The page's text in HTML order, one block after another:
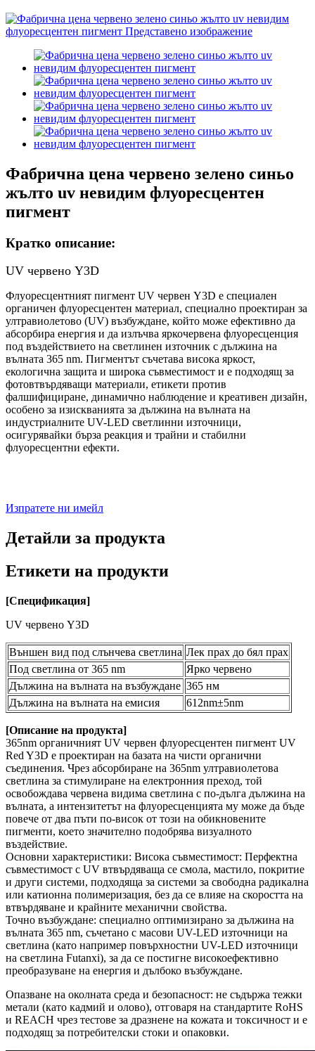
Фабрична цена червено зелено синьо
жълто uv невидим флуоресцентен
пигмент
Кратко описание:
UV червено Y3D
Флуоресцентният пигмент UV червен Y3D е специален
органичен флуоресцентен материал, специално проектиран за
ултравиолетово (UV) възбуждане, който може ефективно да
абсорбира енергия и да излъчва яркочервена флуоресценция
под въздействието на светлинен източник с дължина на
вълната 365 nm. Пигментът съчетава висока яркост,
екологична защита и широка съвместимост и е подходящ за
фотовтвърдяващи материали, етикети против
фалшифициране, динамично наблюдение и креативен дизайн,
особено за изискванията за дължина на вълната на
индустриалните UV-LED светлинни източници,
осигурявайки бърза реакция и трайни и стабилни
флуоресцентни ефекти.
Изпратете ни имейл
Детайли за продукта
Етикети на продукти
[Спецификация]
UV червено Y3D
Външен вид под слънчева светлина Лек прах до бял прах
Под светлина от 365 nm
Ярко червено
Дължина на вълната на възбуждане 365 нм
Дължина на вълната на емисия
612nm±5nm
[Описание на продукта]
365nm органичният UV червен флуоресцентен пигмент UV
Red Y3D е проектиран на базата на чисти органични
съединения. Чрез абсорбиране на 365nm ултравиолетова
светлина за стимулиране на електронния преход, той
освобождава червена видима светлина с по-дълга дължина на
вълната, а интензитетът на флуоресценцията му може да бъде
повече от два пъти по-висок от този на обикновените
пигменти, което значително подобрява визуалното
въздействие.
Основни характеристики: Висока съвместимост: Перфектна
съвместимост с UV втвърдяваща се смола, мастило, покритие
и други системи, подходяща за системи за свободна радикална
или катионна полимеризация, без да се влияе на скоростта на
втвърдяване и крайните механични свойства.
Точно възбуждане: специално оптимизирано за дължина на
вълната 365 nm, съчетано с масови UV-LED източници на
светлина (като например повърхностни UV-LED източници
на светлина Futanxi), за да се постигне високоефективно
преобразуване на енергия и дълбоко възбуждане.
Опазване на околната среда и безопасност: не съдържа тежки
метали (като кадмий и олово), отговаря на стандартите RoHS
и REACH чрез тестове за дразнене на кожата и токсичност и е
подходящ за потребителски стоки и опаковки.